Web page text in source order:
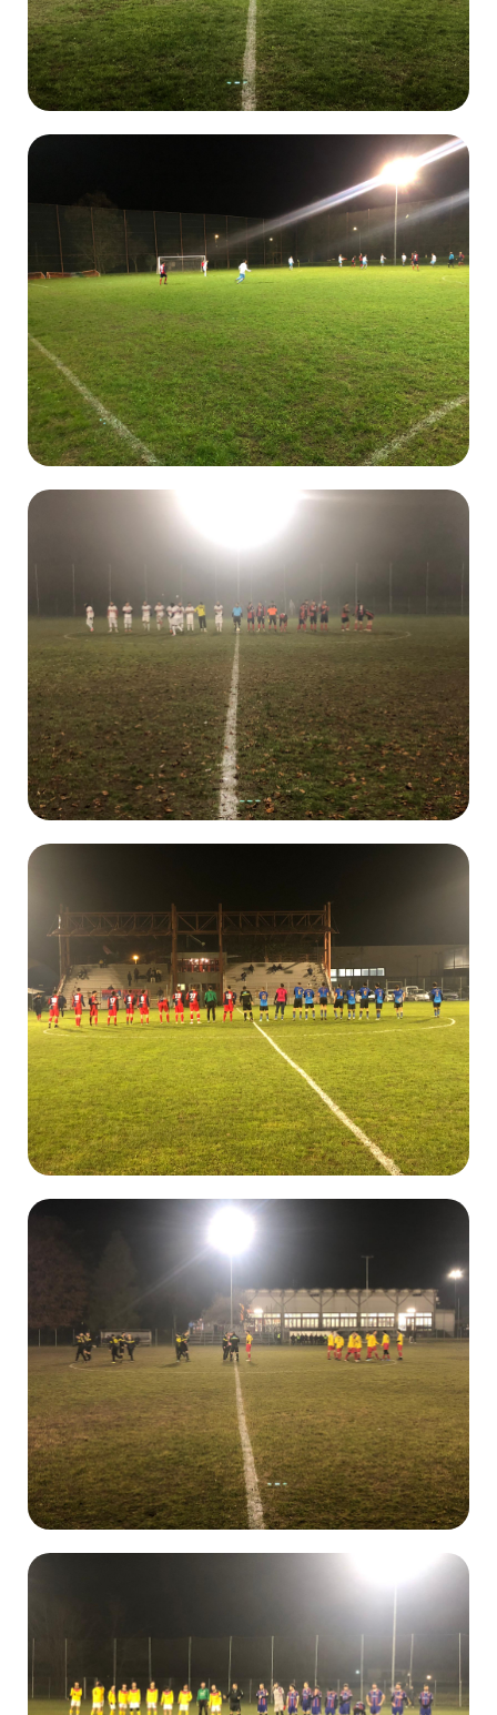
Attendi Grazie...